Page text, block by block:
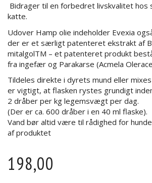
Bidrager til en forbedret livskvalitet hos
katte.
Udover Hamp olie indeholder Evexia
der er et særligt patenteret ekstrakt af
mitalgolTM – et patenteret produkt
fra ingefær og Parakarse (Acmela
Tildeles direkte i dyrets mund eller
er vigtigt, at flasken rystes grundigt
2 dråber per kg legemsvægt per dag.
(Der er ca. 600 dråber i en 40 ml flaske).
Vand bør altid være til rådighed for
af produktet
198,00